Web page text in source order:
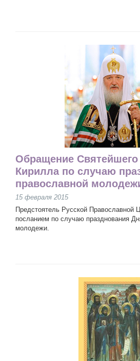
Обращение Святейшего
Кирилла по случаю
православной
15 февраля 2015
Предстоятель Русской Православной
посланием по случаю празднования
молодежи.